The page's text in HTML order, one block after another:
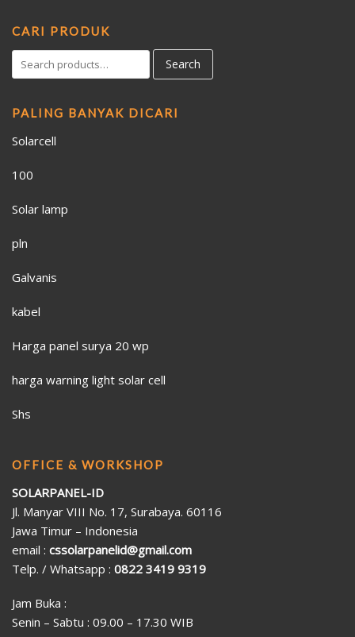
CARI PRODUK
Search
PALING BANYAK DICARI
Solarcell
100
Solar lamp
pln
Galvanis
kabel
Harga panel surya 20 wp
harga warning light solar cell
Shs
OFFICE & WORKSHOP
SOLARPANEL-ID
Jl. Manyar VIII No. 17, Surabaya. 60116
Jawa Timur – Indonesia
email : cssolarpanelid@gmail.com
Telp. / Whatsapp : 0822 3419 9319
Jam Buka :
Senin – Sabtu : 09.00 – 17.30 WIB